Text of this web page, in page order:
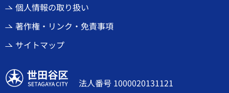
個人情報の取り扱い
著作権・リンク・免責事項
サイトマップ
世田谷区
法人番号 1000020131121